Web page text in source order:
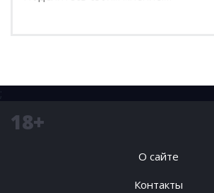
;
18+
О сайте
Контакты